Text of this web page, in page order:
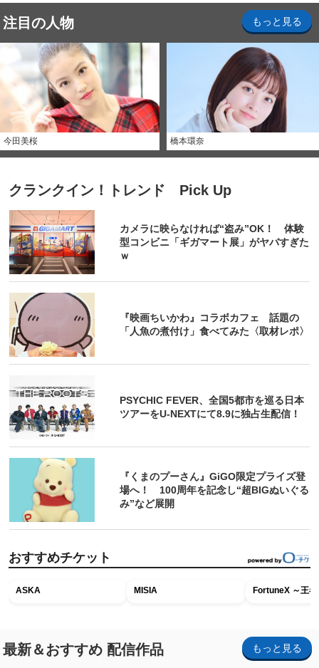
注目の人物 もっと見る
今田美桜 橋本環奈
クランクイン！トレンド Pick Up
カメラに映らなければ“盗み”OK！ 体験
型コンビニ「ギガマート展」がヤバすぎた
ｗ
『映画ちいかわ』コラボカフェ 話題の
「人魚の煮付け」食べてみた〈取材レポ〉
PSYCHIC FEVER、全国5都市を巡る日本
ツアーをU‐NEXTにて8.9に独占生配信！
『くまのプーさん』GiGO限定プライズ登
場へ！ 100周年を記念し“超BIGぬいぐる
み”など展開
おすすめチケット
ASKA MISIA FortuneX ～王
最新＆おすすめ 配信作品 もっと見る